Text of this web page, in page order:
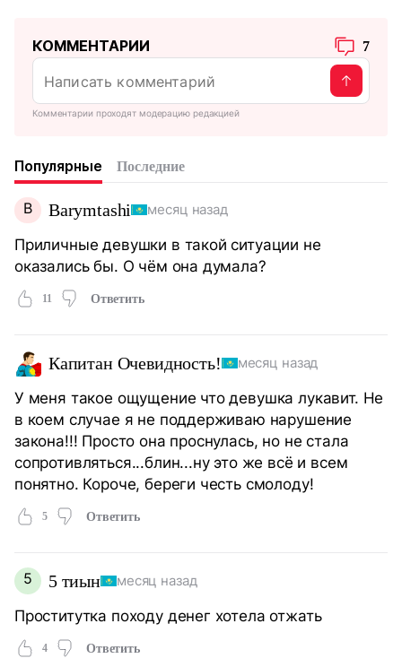
КОММЕНТАРИИ 7
Комментарии проходят модерацию редакцией
Популярные Последние
B Barymtashi месяц назад
Приличные девушки в такой ситуации не
оказались бы. О чём она думала?
11 Ответить
Капитан Очевидность! месяц назад
У меня такое ощущение что девушка лукавит. Не
в коем случае я не поддерживаю нарушение
закона!!! Просто она проснулась, но не стала
сопротивляться...блин...ну это же всё и всем
понятно. Короче, береги честь смолоду!
5 Ответить
5 5 тиын месяц назад
Проститутка походу денег хотела отжать
4 Ответить